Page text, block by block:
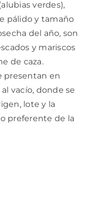
verdes),
pálido y tamaño
del año, son
y mariscos
de caza.
presentan en
vacío, donde se
lote y la
preferente de la